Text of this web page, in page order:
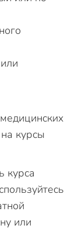
курсы
курса
или